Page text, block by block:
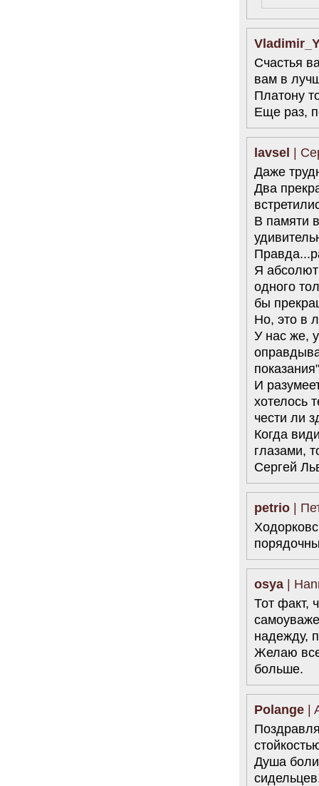
Счастья
вам в
Платону
Еще раз,
lavsel |
Даже
Два
В памяти
Я
одного
бы
Но, это в
У нас же,
И
хотелось
чести ли
Когда
глазами,
Сергей
petrio |
osya |
Тот факт,
надежду,
Желаю
больше.
Polange |
Душа